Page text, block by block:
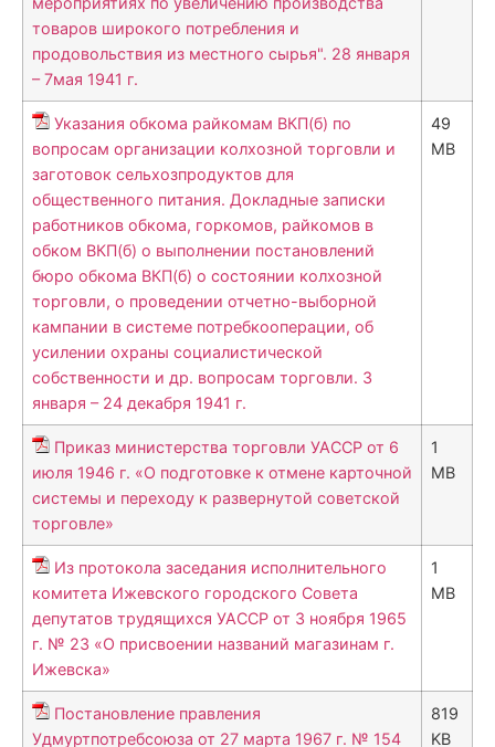
товаров широкого потребления и
продовольствия из местного сырья". 28 января
– 7мая 1941 г.
Указания обкома райкомам ВКП(б) по
вопросам организации колхозной торговли и
заготовок сельхозпродуктов для
общественного питания. Докладные записки
работников обкома, горкомов, райкомов в
обком ВКП(б) о выполнении постановлений
бюро обкома ВКП(б) о состоянии колхозной
торговли, о проведении отчетно-выборной
кампании в системе потребкооперации, об
усилении охраны социалистической
собственности и др. вопросам торговли. 3
января – 24 декабря 1941 г.
49
MB
Приказ министерства торговли УАССР от 6
июля 1946 г. «О подготовке к отмене карточной
системы и переходу к развернутой советской
торговле»
1
MB
Из протокола заседания исполнительного
комитета Ижевского городского Совета
депутатов трудящихся УАССР от 3 ноября 1965
г. № 23 «О присвоении названий магазинам г.
Ижевска»
1
MB
Постановление правления
Удмуртпотребсоюза от 27 марта 1967 г. № 154
819
KB